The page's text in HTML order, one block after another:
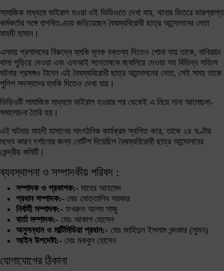
সামাজিক মাধ্যমে ভাইরাল হওয়া ওই ভিডিওতে দেখা যায়, থানার ভিতরে ভারপ্রাপ্ত
কর্মকর্তার সঙ্গে বাগবিতণ্ডায় জড়িয়েছেন বৈষম্যবিরোধী ছাত্র আন্দোলনের নেতা
মাহদী হাসান।
এসময় প্রশাসনের বিরুদ্ধে হুমকি মূলক বক্তব্য দিতেও শোনা যায় তাকে, বানিয়াচং
থানা পুড়িয়ে দেওয়া এবং এসআই সন্তোষকে জ্বালিয়ে দেওয়া সহ বিভিন্ন সহিংস
ঘটনার প্রসঙ্গও টানেন এই বৈষম্যবিরোধী ছাত্র আন্দোলনের নেতা, সেই সময় তাকে
পুলিশ সদস্যদের হুমকি দিতেও দেখা যায়।
ভিডিওটি সামাজিক মাধ্যমে ভাইরাল হওয়ার পর থেকেই এ নিয়ে নানা আলোচনা-
সমালোচনা তৈরি হয়।
এই ঘটনায় মাহদী হাসানের সাংগঠনিক কার্যক্রম স্থগিত করে, তাকে ২৪ ঘণ্টার
মধ্যে কারণ দর্শানোর জন্য নোটিশ দিয়েছিল বৈষম্যবিরোধী ছাত্র আন্দোলনের
কেন্দ্রীয় কমিটি।
ব্যবস্থাপনা ও সম্পাদকীয় পরিষদ :
সম্পাদক ও প্রকাশক:- মাহের আহমেদ
প্রধান সম্পাদক:- মোঃ মোত্তালিব সরকার
নির্বাহী সম্পাদক:- ফখরুল আলম সাজু
বার্তা সম্পাদক:- মোঃ আকাশ হোসেন
অনুসন্ধান ও মাল্টিমিডিয়া প্রধান:- মোঃ জাহিদুল ইসলাম খন্দকার (সুমন)
আইন উপদেষ্টা:- মোঃ মকবুল হোসেন
যোগাযোগের ঠিকানা